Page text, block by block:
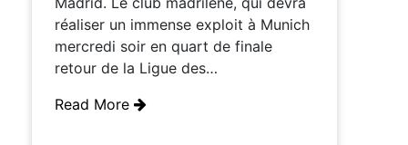
réaliser un immense exploit à Munich
mercredi soir en quart de finale
retour de la Ligue des…
Read More